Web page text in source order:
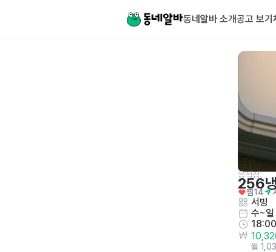
동네알바 소개공고 보기
음식점
256
찜14
서빙
수~일
월